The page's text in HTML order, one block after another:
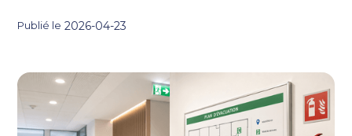
Publié le 2026-04-23